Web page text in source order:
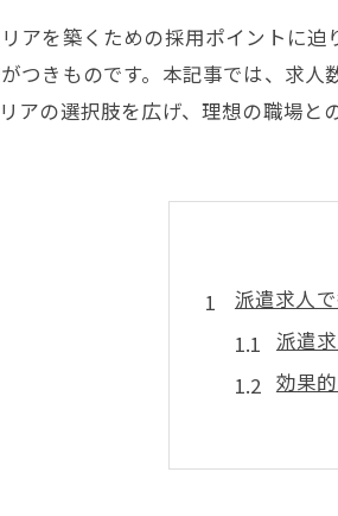
アを築くための採用ポイントに
つきものです。本記事では、求
アの選択肢を広げ、理想の職場と
派遣求人
派遣
効果
派遣
派遣